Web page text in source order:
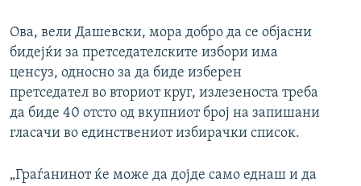
Ова, вели Дашевски, мора добро да се објасни
бидејќи за претседателските избори има
ценсуз, односно за да биде изберен
претседател во вториот круг, излезеноста треба
да биде 40 отсто од вкупниот број на запишани
гласачи во единствениот избирачки список.
„Граѓанинот ќе може да дојде само еднаш и да